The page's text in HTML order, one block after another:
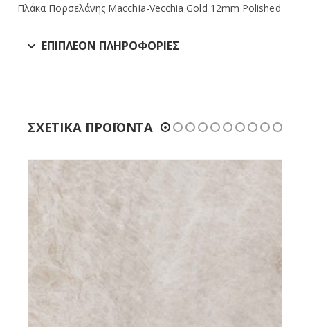
Πλάκα Πορσελάνης Macchia-Vecchia Gold 12mm Polished
ΕΠΙΠΛΈΟΝ ΠΛΗΡΟΦΟΡΊΕΣ
ΣΧΕΤΙΚΆ ΠΡΟΪΌΝΤΑ